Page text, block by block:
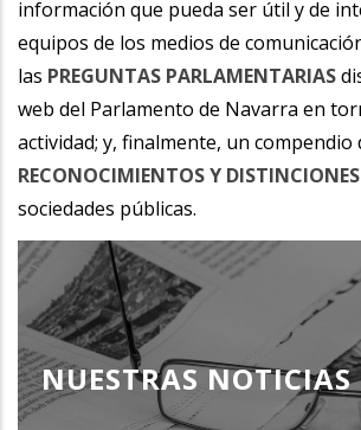
información que pueda ser útil y de
equipos de los medios de
las PREGUNTAS PARLAMENTARIAS
web del Parlamento de Navarra en
actividad; y, finalmente, un compendio
RECONOCIMIENTOS Y DISTINCIONES
sociedades públicas.
NUESTRAS NOTICIAS